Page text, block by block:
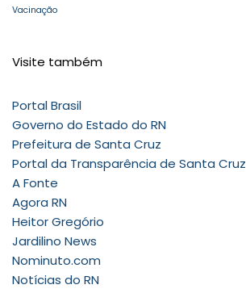
Vacinação
Visite também
Portal Brasil
Governo do Estado do RN
Prefeitura de Santa Cruz
Portal da Transparência de Santa Cruz
A Fonte
Agora RN
Heitor Gregório
Jardilino News
Nominuto.com
Notícias do RN